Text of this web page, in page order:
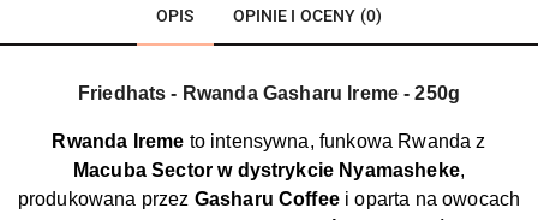
OPIS OPINIE I OCENY (0)
Friedhats - Rwanda Gasharu Ireme - 250g
Rwanda Ireme to intensywna, funkowa Rwanda z
Macuba Sector w dystrykcie Nyamasheke,
produkowana przez Gasharu Coffeei oparta na owocach